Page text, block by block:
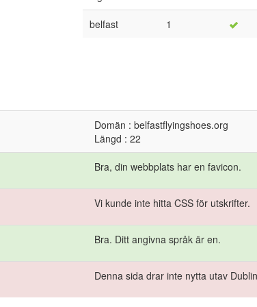
belfast 1
Domän : belfastflyingshoes.org
Längd : 22
Bra, din webbplats har en favicon.
Vi kunde inte hitta CSS för utskrifter.
Bra. Ditt angivna språk är en.
Denna sida drar inte nytta utav